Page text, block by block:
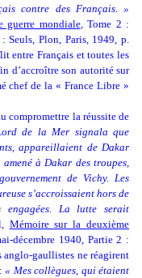
contre des Français. »
guerre mondiale, Tome 2 :
Seuls, Plon, Paris, 1949, p.
entre Français et toutes les
d’accroître son autorité sur
chef de la « France Libre »
compromettre la réussite de
de la Mer signala que
appareillaient de Dakar
à Dakar des troupes,
de Vichy. Les
s’accroissaient hors de
engagées. La lutte serait
Mémoire sur la deuxième
décembre 1940, Partie 2 :
anglo-gaullistes ne réagirent
« Mes collègues, qui étaient